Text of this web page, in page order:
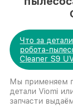
Что за
робота-
Cleaner S9
Мы применяем
детали Viomi
запчасти